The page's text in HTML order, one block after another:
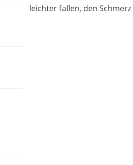
leichter fallen, den Schmerz